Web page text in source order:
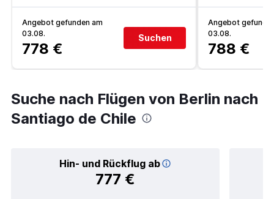
Angebot gefunden am
03.08.
778 €
Suchen
Angebot
03.08.
788 €
Suche nach Flügen von Berlin nach
Santiago de Chile
Hin- und Rückflug ab
777 €